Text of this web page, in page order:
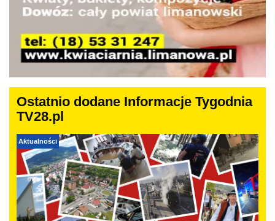
Ostatnio dodane Informacje Tygodnia
TV28.pl
Aktualności